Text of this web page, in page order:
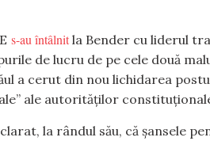
s-au întâlnit la Bender cu liderul
de lucru de pe cele două
a cerut din nou lichidarea
ale autorităților
la rândul său, că șansele